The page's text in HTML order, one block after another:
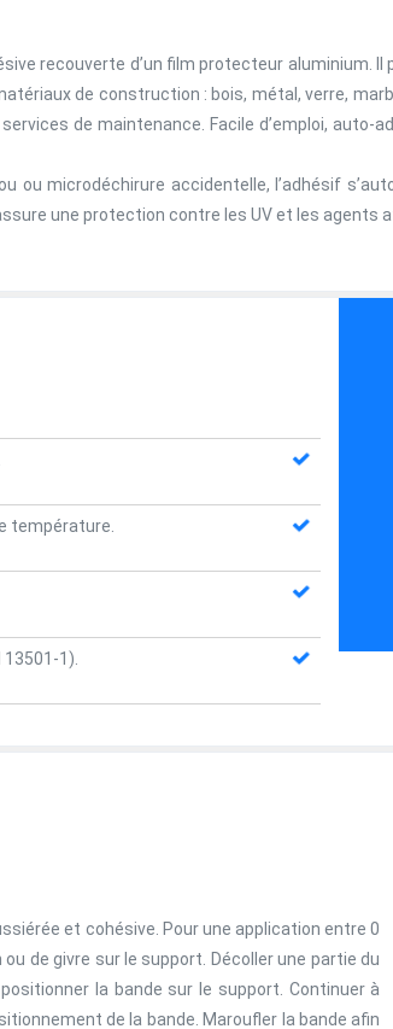
recouverte d’un film protecteur aluminium.
de construction : bois, métal, verre,
de maintenance. Facile d’emploi, auto-
ou microdéchirure accidentelle, l’adhésif
une protection contre les UV et les agents
température.
1).
et cohésive. Pour une application entre 0
de givre sur le support. Décoller une partie du
la bande sur le support. Continuer à
de la bande. Maroufler la bande afin